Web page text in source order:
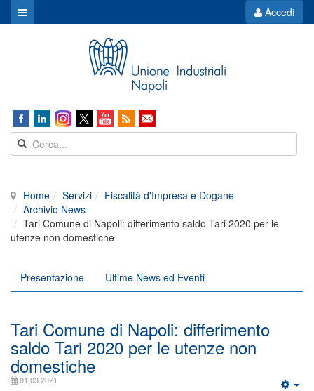
Accedi
Home Servizi
Fiscalità d'Impresa e Dogane
Archivio News
Tari Comune di Napoli: differimento saldo Tari 2020 per le
utenze non domestiche
Presentazione Ultime News ed Eventi
Tari Comune di Napoli: differimento
saldo Tari 2020 per le utenze non
domestiche
01.03.2021